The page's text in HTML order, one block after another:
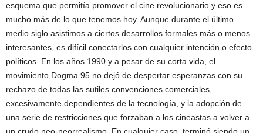
esquema que permitía promover el cine revolucionario y eso es
mucho más de lo que tenemos hoy. Aunque durante el último
medio siglo asistimos a ciertos desarrollos formales más o menos
interesantes, es difícil conectarlos con cualquier intención o efecto
políticos. En los años 1990 y a pesar de su corta vida, el
movimiento Dogma 95 no dejó de despertar esperanzas con su
rechazo de todas las sutiles convenciones comerciales,
excesivamente dependientes de la tecnología, y la adopción de
una serie de restricciones que forzaban a los cineastas a volver a